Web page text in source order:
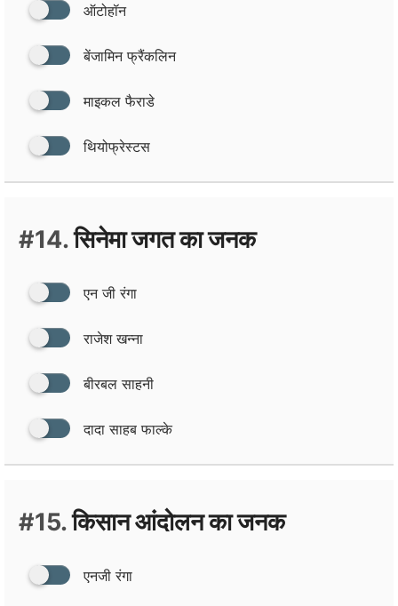
ऑटोहॉन
बेंजामिन फ्रैंकलिन
माइकल फैराडे
थियोफ्रेस्‍टस
#14.सिनेमा जगत का जनक
एन जी रंगा
राजेश खन्‍ना
बीरबल साहनी
दादा साहब फाल्‍के
#15.किसान आंदोलन का जनक
एनजी रंगा